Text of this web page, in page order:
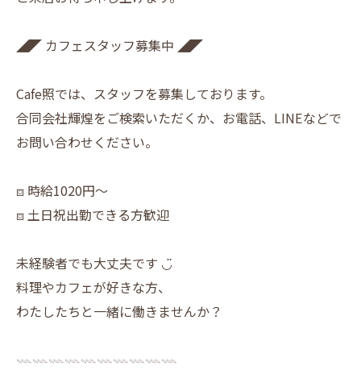
◢◤ カフェスタッフ募集中 ◢◤
Cafe照では、スタッフを募集しております。
合同会社輝煌をご検索いただくか、お電話、LINEなどで
お問い合わせください。
⧈ 時給1020円〜
⧈ 土日祝出勤できる方歓迎
未経験者でも大丈夫です ◡̈
料理やカフェが好きな方、
わたしたちと一緒に働きませんか？
𓇠𓇠𓇠𓇠𓇠𓇠𓇠𓇠𓇠𓇠